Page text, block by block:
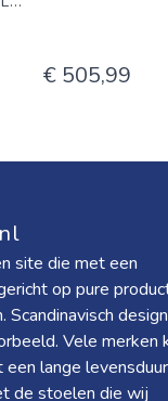
€ 505,99
site die met een
op pure
Vele merken
lange
de stoelen die wij